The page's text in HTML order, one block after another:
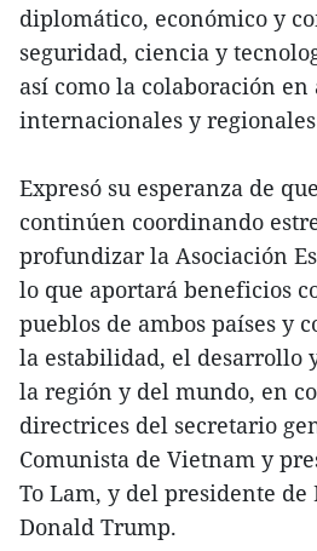
diplomático, económico y
seguridad, ciencia y
así como la colaboración en
internacionales y
Expresó su esperanza de
continúen coordinando
profundizar la Asociación
lo que aportará beneficios
pueblos de ambos países y
la estabilidad, el desarrollo
la región y del mundo, en
directrices del secretario
Comunista de Vietnam y
To Lam, y del presidente de
Donald Trump.